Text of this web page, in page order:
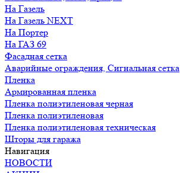
На Газель
На Газель NEXT
На Портер
На ГАЗ 69
Фасадная сетка
Аварийные ограждения, Сигнальная сетка
Пленка
Армированная пленка
Пленка полиэтиленовая черная
Пленка полиэтиленовая
Пленка полиэтиленовая техническая
Шторы для гаража
Навигация
НОВОСТИ